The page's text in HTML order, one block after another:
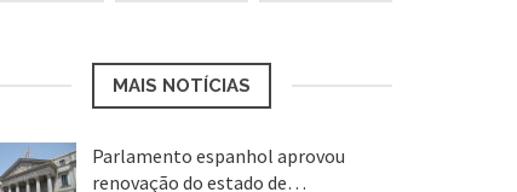
MAIS NOTÍCIAS
Parlamento espanhol aprovou
renovação do estado de…